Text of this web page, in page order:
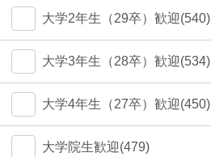
大学2年生（29卒）歓迎(540)
大学3年生（28卒）歓迎(534)
大学4年生（27卒）歓迎(450)
大学院生歓迎(479)